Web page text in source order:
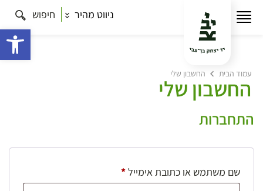
ניווט מהיר חיפוש
עמוד הבית החשבון שלי
החשבון שלי
התחברות
שם משתמש או כתובת אימייל*חובה